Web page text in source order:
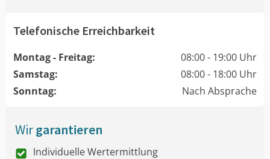
Telefonische Erreichbarkeit
Montag - Freitag:
08:00 - 19:00 Uhr
Samstag:
08:00 - 18:00 Uhr
Sonntag:
Nach Absprache
Wirgarantieren
Individuelle Wertermittlung